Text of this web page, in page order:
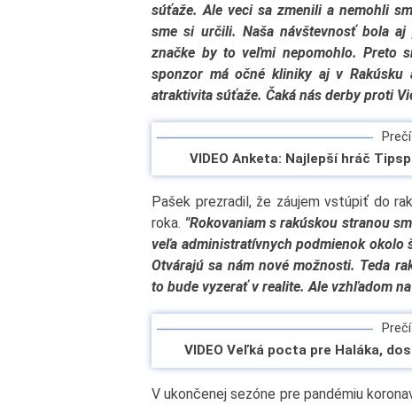
súťaže. Ale veci sa zmenili a nemohli
sme si určili. Naša návštevnosť bola
značke by to veľmi nepomohlo. Preto
sponzor má očné kliniky aj v
atraktivita súťaže. Čaká nás derby proti
VIDEO Anketa: Najlepší hráč
Pašek prezradil, že záujem vstúpiť do
roka. "Rokovaniam s rakúskou stranou
veľa administratívnych podmienok okolo
Otvárajú sa nám nové možnosti. Teda
to bude vyzerať v realite. Ale vzhľadom
VIDEO Veľká pocta pre Haláka,
V ukončenej sezóne pre pandémiu